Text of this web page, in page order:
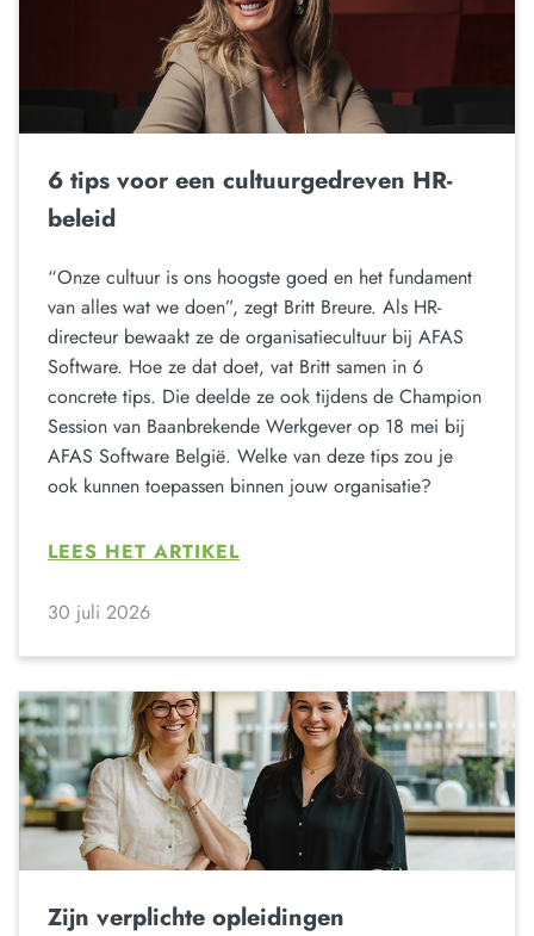
6 tips voor een cultuurgedreven HR-
beleid
“Onze cultuur is ons hoogste goed en het fundament
van alles wat we doen”, zegt Britt Breure. Als HR-
directeur bewaakt ze de organisatiecultuur bij AFAS
Software. Hoe ze dat doet, vat Britt samen in 6
concrete tips. Die deelde ze ook tijdens de Champion
Session van Baanbrekende Werkgever op 18 mei bij
AFAS Software België. Welke van deze tips zou je
ook kunnen toepassen binnen jouw organisatie?
LEES HET ARTIKEL
30 juli 2026
Zijn verplichte opleidingen